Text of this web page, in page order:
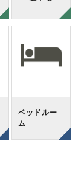
ベッドルー
ム